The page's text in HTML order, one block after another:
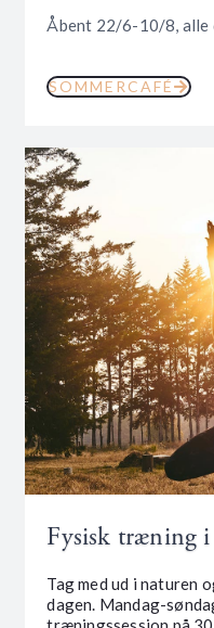
Åbent 22/6-10/8, alle
SOMMERCAFÉ
Fysisk træning
Tag med ud i naturen
dagen. Mandag-